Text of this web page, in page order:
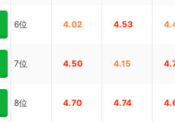
6位 4.02 4.53
7位 4.50 4.15
8位 4.70 4.74